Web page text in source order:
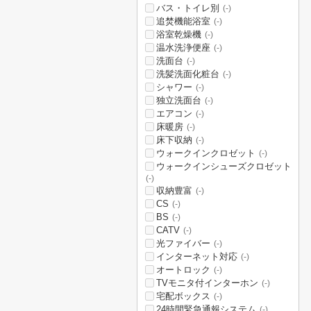
バス・トイレ別 (-)
追焚機能浴室 (-)
浴室乾燥機 (-)
温水洗浄便座 (-)
洗面台 (-)
洗髪洗面化粧台 (-)
シャワー (-)
独立洗面台 (-)
エアコン (-)
床暖房 (-)
床下収納 (-)
ウォークインクロゼット (-)
ウォークインシューズクロゼット
(-)
収納豊富 (-)
CS (-)
BS (-)
CATV (-)
光ファイバー (-)
インターネット対応 (-)
オートロック (-)
TVモニタ付インターホン (-)
宅配ボックス (-)